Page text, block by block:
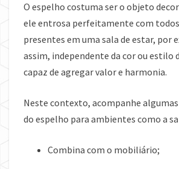
O espelho costuma ser o objeto
ele entrosa perfeitamente com
presentes em uma sala de estar, por
assim, independente da cor ou estilo
capaz de agregar valor e harmonia.
Neste contexto, acompanhe
do espelho para ambientes como a
Combina com o mobiliário;